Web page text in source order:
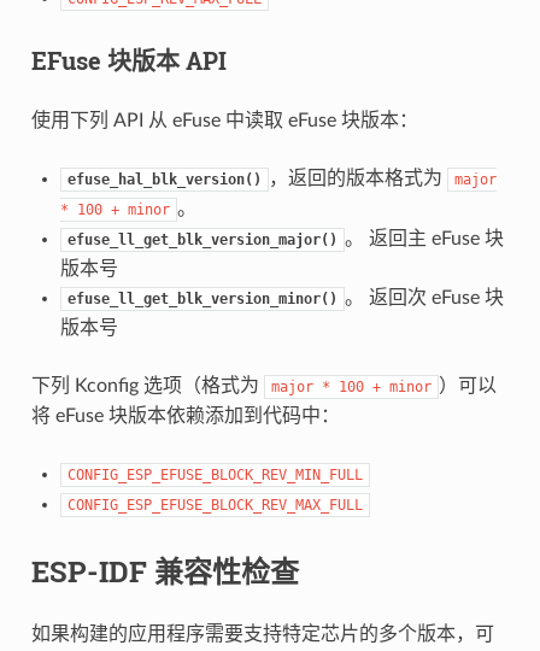
EFuse 块版本 API
使用下列 API 从 eFuse 中读取 eFuse 块版本：
efuse_hal_blk_version() ，返回的版本格式为
major
*
100 + minor 。
efuse_ll_get_blk_version_major() 。 返回主 eFuse 块
版本号
efuse_ll_get_blk_version_minor() 。 返回次 eFuse 块
版本号
下列 Kconfig 选项（格式为 major * 100 + minor ）可以
将 eFuse 块版本依赖添加到代码中：
CONFIG_ESP_EFUSE_BLOCK_REV_MIN_FULL
CONFIG_ESP_EFUSE_BLOCK_REV_MAX_FULL
ESP-IDF 兼容性检查
如果构建的应用程序需要支持特定芯片的多个版本，可